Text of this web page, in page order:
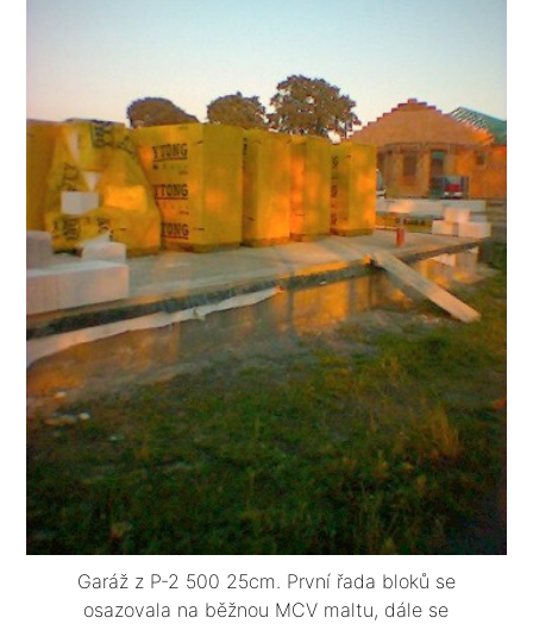
Garáž z P-2 500 25cm. První řada bloků se
osazovala na běžnou MCV maltu, dále se